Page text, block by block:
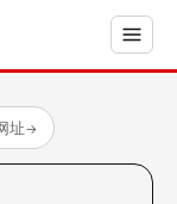
址→